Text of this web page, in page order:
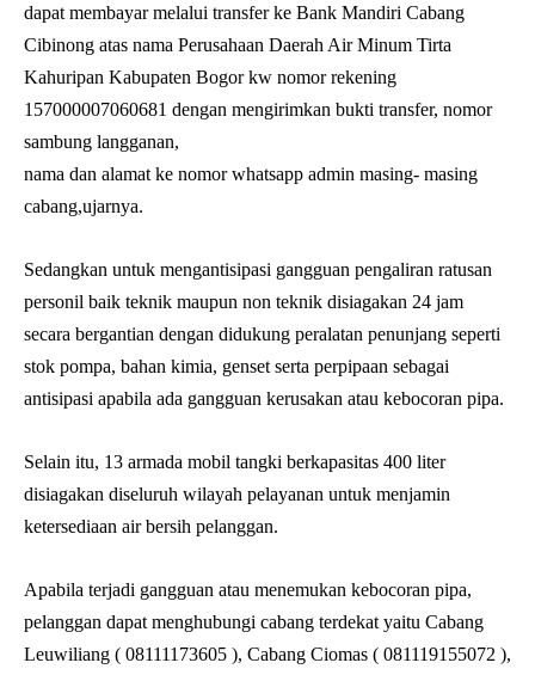
dapat membayar melalui transfer ke Bank Mandiri Cabang
Cibinong atas nama Perusahaan Daerah Air Minum Tirta
Kahuripan Kabupaten Bogor kw nomor rekening
157000007060681 dengan mengirimkan bukti transfer, nomor
sambung langganan,
nama dan alamat ke nomor whatsapp admin masing- masing
cabang,ujarnya.
Sedangkan untuk mengantisipasi gangguan pengaliran ratusan
personil baik teknik maupun non teknik disiagakan 24 jam
secara bergantian dengan didukung peralatan penunjang seperti
stok pompa, bahan kimia, genset serta perpipaan sebagai
antisipasi apabila ada gangguan kerusakan atau kebocoran pipa.
Selain itu, 13 armada mobil tangki berkapasitas 400 liter
disiagakan diseluruh wilayah pelayanan untuk menjamin
ketersediaan air bersih pelanggan.
Apabila terjadi gangguan atau menemukan kebocoran pipa,
pelanggan dapat menghubungi cabang terdekat yaitu Cabang
Leuwiliang ( 08111173605 ), Cabang Ciomas ( 081119155072 ),